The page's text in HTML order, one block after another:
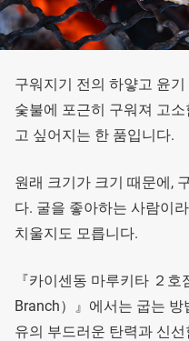
구워지기 전의 하얗고 윤
숯불에 포근히 구워져 고
고 싶어지는 한 품입니다.
원래 크기가 크기 때문에,
다. 굴을 좋아하는 사람이
치울지도 모릅니다.
『카이센동 마루키타 ２
Branch）』에서는 굽는
유의 부드러운 탄력과 신